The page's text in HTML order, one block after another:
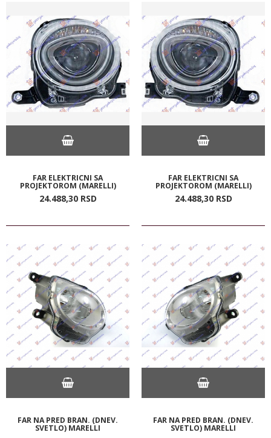
FAR ELEKTRICNI SA
PROJEKTOROM (MARELLI)
24.488,30 RSD
FAR ELEKTRICNI SA
PROJEKTOROM (MARELLI)
24.488,30 RSD
FAR NA PRED BRAN. (DNEV.
SVETLO) MARELLI
FAR NA PRED BRAN. (DNEV.
SVETLO) MARELLI